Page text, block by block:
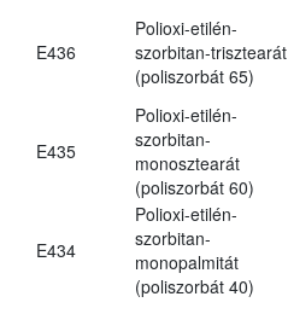
E436
Polioxi-etilén-
szorbitan-trisztearát
(poliszorbát 65)
E435
Polioxi-etilén-
szorbitan-
monosztearát
(poliszorbát 60)
E434
Polioxi-etilén-
szorbitan-
monopalmitát
(poliszorbát 40)